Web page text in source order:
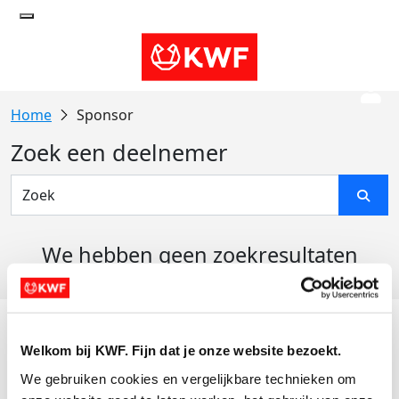
Welkom bij KWF. Fijn dat je onze website bezoekt.
We gebruiken cookies en vergelijkbare technieken om
Sponsor
Zoek een deelnemer
We hebben geen zoekresultaten
Actiematerialen
Evenementen